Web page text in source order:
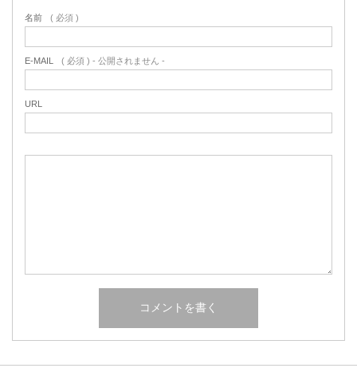
名前 ( 必須 )
E-MAIL ( 必須 ) - 公開されません -
URL